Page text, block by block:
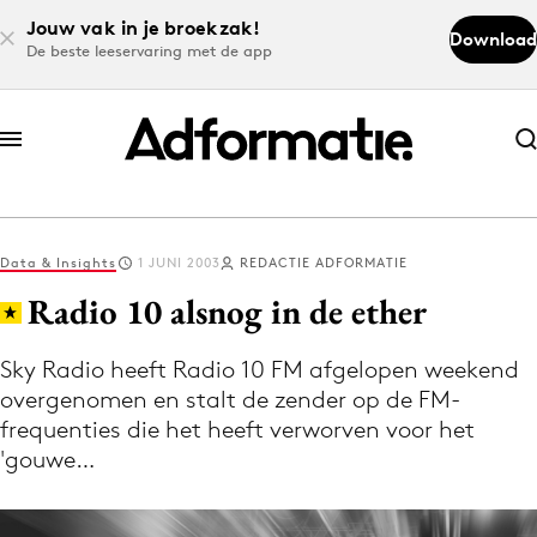
Jouw vak in je broekzak!
De beste leeservaring met de app
Download
Abonneer nu
Abonneer nu
Log in
Download de app
Volg het laatste nieuws via de Adformatie
Nieuws app
Data & Insights 1 JUNI 2003 REDACTIE ADFORMATIE
Radio 10 alsnog in de ether
Sky Radio heeft Radio 10 FM afgelopen weekend
overgenomen en stalt de zender op de FM-
frequenties die het heeft verworven voor het
'gouwe…